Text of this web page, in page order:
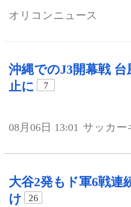
オリコンニュース
沖縄でのJ3開幕戦 台
止に
7
08月06日 13:01 サッカー
大谷2発もド軍6戦連
け
26